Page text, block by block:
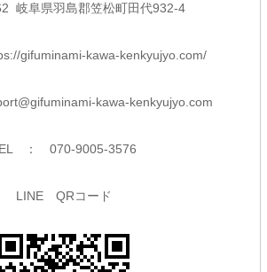
岐阜県羽島郡笠松町田代932-4
gifuminami-kawa-kenkyujyo.com/
kawa-kenkyujyo.com
： 070-9005-3576
LINE QRコード